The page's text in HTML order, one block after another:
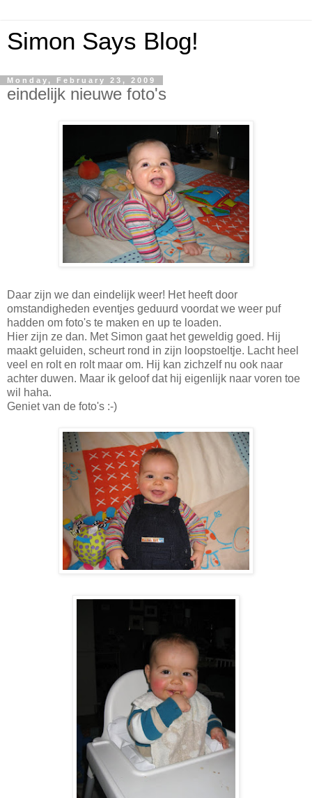
Simon Says Blog!
Monday, February 23, 2009
eindelijk nieuwe foto's
Daar zijn we dan eindelijk weer! Het heeft door
omstandigheden eventjes geduurd voordat we weer puf
hadden om foto's te maken en up te loaden.
Hier zijn ze dan. Met Simon gaat het geweldig goed. Hij
maakt geluiden, scheurt rond in zijn loopstoeltje. Lacht heel
veel en rolt en rolt maar om. Hij kan zichzelf nu ook naar
achter duwen. Maar ik geloof dat hij eigenlijk naar voren toe
wil haha.
Geniet van de foto's :-)